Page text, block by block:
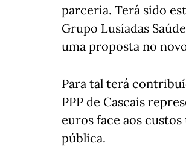
parceria. Terá sido
Grupo Lusíadas
uma proposta no
Para tal terá
PPP de Cascais
euros face aos
pública.